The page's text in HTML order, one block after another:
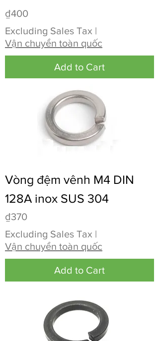
Price
₫400
Excluding Sales Tax |
Vận chuyển toàn quốc
Add to Cart
Vòng đệm vênh M4 DIN
128A inox SUS 304
Price
₫370
Excluding Sales Tax |
Vận chuyển toàn quốc
Add to Cart